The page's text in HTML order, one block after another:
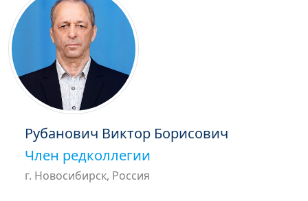
Рубанович Виктор Борисович
Член редколлегии
г. Новосибирск, Россия